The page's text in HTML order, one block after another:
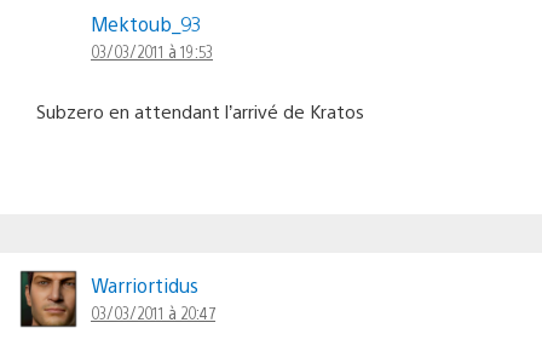
Mektoub_93
03/03/2011 à 19:53
Subzero en attendant l’arrivé de Kratos
Warriortidus
03/03/2011 à 20:47